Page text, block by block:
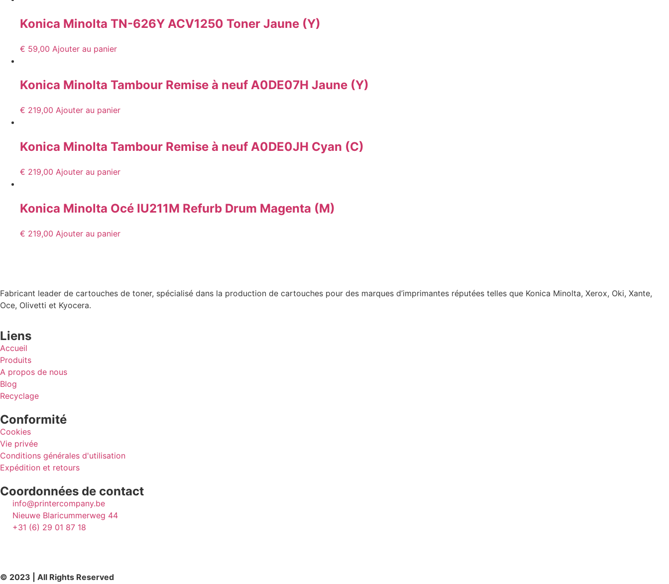
Konica Minolta TN-626Y ACV1250 Toner Jaune (Y)
€ 59,00 Ajouter au panier
Konica Minolta Tambour Remise à neuf A0DE07H Jaune (Y)
€ 219,00 Ajouter au panier
Konica Minolta Tambour Remise à neuf A0DE0JH Cyan (C)
€ 219,00 Ajouter au panier
Konica Minolta Océ IU211M Refurb Drum Magenta (M)
€ 219,00 Ajouter au panier
Fabricant leader de cartouches de toner, spécialisé dans la production de cartouches pour des marques d’imprimantes réputées telles que Konica Minolta, Xerox, Oki, Xante,
Oce, Olivetti et Kyocera.
Liens
Accueil
Produits
A propos de nous
Blog
Recyclage
Conformité
Cookies
Vie privée
Conditions générales d'utilisation
Expédition et retours
Coordonnées de contact
info@printercompany.be
Nieuwe Blaricummerweg 44
+31 (6) 29 01 87 18
© 2023 | All Rights Reserved